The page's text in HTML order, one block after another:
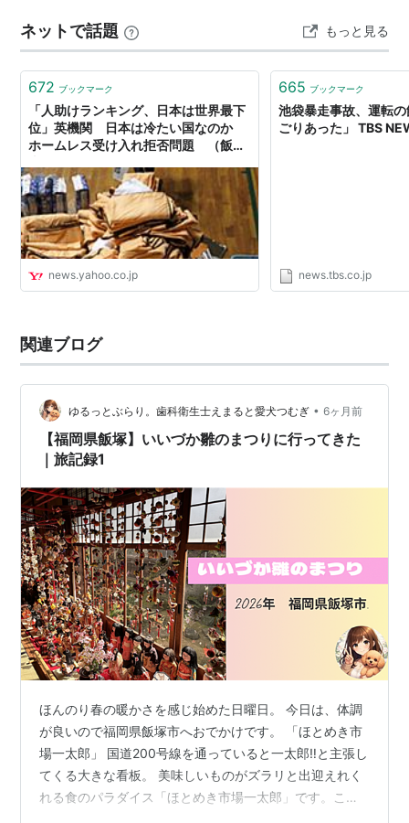
ガ作りの建物は、「巻き上げ台座」です。巻き上げ台座
とは、炭鉱で、地下にある坑道抗…
ネットで話題 もっと見る
672 ブックマーク
「人助けランキング、日本は世界最下
位」英機関 日本は冷たい国なのか
ホームレス受け入れ拒否問題 （飯塚
ース
news.yahoo.co.jp
665 ブックマーク
池袋暴走事故、運転
ごりあった」 TBS
news.tbs.co.jp
関連ブログ
ゆるっとぶらり。歯科衛生士えまると愛犬つむぎ • 6ヶ月前
【福岡県飯塚】いいづか雛のまつりに行ってきた
｜旅記録1
ほんのり春の暖かさを感じ始めた日曜日。 今日は、体調
が良いので福岡県飯塚市へおでかけです。 「ほとめき市
場一太郎」 国道200号線を通っていると一太郎‼と主張し
てくる大きな看板。 美味しいものがズラリと出迎えれく
れる食のパラダイス「ほとめき市場一太郎」です。この